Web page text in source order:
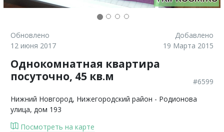
Обновлено
12 июня 2017
Добавлено
19 Марта 2015
Однокомнатная квартира
посуточно, 45 кв.м
#6599
Нижний Новгород, Нижегородский район - Родионова
улица, дом 193
Посмотреть на карте